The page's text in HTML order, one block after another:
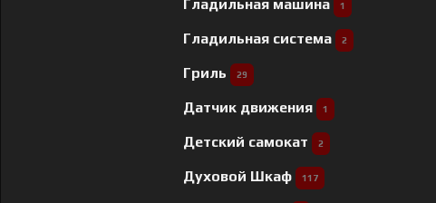
Гладильная машина 1
Гладильная система 2
Гриль 29
Датчик движения 1
Детский самокат 2
Духовой Шкаф 117